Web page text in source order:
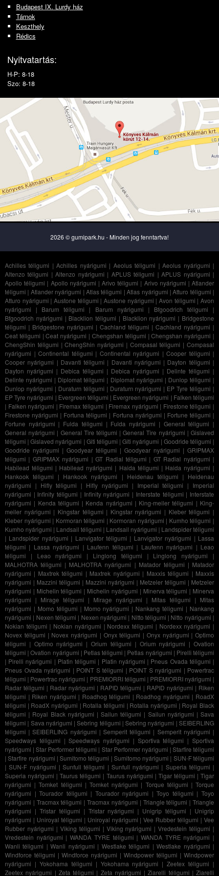
Budapest IX. Lurdy ház
Tárnok
Keszthely
Rédics
Nyitvatartás:
H-P: 8-18
Szo: 8-18
2026 © gumipark.hu - Minden jog fenntartva!
Achilles téligumi |Achilles nyárigumi | Aeolus téligumi |Aeolus nyárigumi |
Altenzo téligumi |Altenzo nyárigumi | APLUS téligumi |APLUS nyárigumi |
Apollo téligumi | Apollo nyárigumi |Arivo téligumi | Arivo nyárigumi |Atlander
téligumi | Atlander nyárigumi | Atlas téligumi |Atlas nyárigumi |Atturo téligumi |
Atturo nyárigumi |Austone téligumi |Austone nyárigumi |Avon téligumi |Avon
nyárigumi | Barum téligumi | Barum nyárigumi | Bfgoodrich téligumi |
Bfgoodrich nyárigumi | Blacklion téligumi | Blacklion nyárigumi | Bridgestone
téligumi | Bridgestone nyárigumi | Cachland téligumi | Cachland nyárigumi |
Ceat téligumi |Ceat nyárigumi | Chengshan téligumi |Chengshan nyárigumi |
ChengShin téligumi |ChengShin nyárigumi | Compasal téligumi |Compasal
nyárigumi | Continental téligumi | Continental nyárigumi | Cooper téligumi |
Cooper nyárigumi | Davanti téligumi | Davanti nyárigumi | Dayton téligumi |
Dayton nyárigumi | Debica téligumi | Debica nyárigumi | Delinte téligumi |
Delinte nyárigumi | Diplomat téligumi | Diplomat nyárigumi | Dunlop téligumi |
Dunlop nyárigumi | Duraturn téligumi | Duraturn nyárigumi | EP Tyre téligumi |
EP Tyre nyárigumi | Evergreen téligumi | Evergreen nyárigumi | Falken téligumi
| Falken nyárigumi | Firemax téligumi | Firemax nyárigumi | Firestone téligumi |
Firestone nyárigumi | Fortuna téligumi | Fortuna nyárigumi | Fortune téligumi |
Fortune nyárigumi | Fulda téligumi | Fulda nyárigumi | General téligumi |
General nyárigumi | General Tire téligumi |General Tire nyárigumi |Gislaved
téligumi |Gislaved nyárigumi | Giti téligumi |Giti nyárigumi | Goodride téligumi |
Goodride nyárigumi | Goodyear téligumi | Goodyear nyárigumi | GRIPMAX
téligumi | GRIPMAX nyárigumi |GT Radial téligumi | GT Radial nyárigumi |
Habilead téligumi | Habilead nyárigumi | Haida téligumi | Haida nyárigumi |
Hankook téligumi | Hankook nyárigumi | Heidenau téligumi | Heidenau
nyárigumi | Hifly téligumi | Hifly nyárigumi | Imperial téligumi | Imperial
nyárigumi | Infinity téligumi | Infinity nyárigumi | Interstate téligumi | Interstate
nyárigumi | Kenda téligumi | Kenda nyárigumi | King-meiler téligumi | King-
meiler nyárigumi | Kingstar téligumi | Kingstar nyárigumi | Kleber téligumi |
Kleber nyárigumi | Kormoran téligumi | Kormoran nyárigumi | Kumho téligumi |
Kumho nyárigumi | Landsail téligumi | Landsail nyárigumi | Landspider téligumi
| Landspider nyárigumi | Lanvigator téligumi | Lanvigator nyárigumi | Lassa
téligumi | Lassa nyárigumi | Laufenn téligumi | Laufenn nyárigumi | Leao
téligumi | Leao nyárigumi | Linglong téligumi | Linglong nyárigumi |
MALHOTRA téligumi | MALHOTRA nyárigumi | Matador téligumi | Matador
nyárigumi | Maxtrek téligumi | Maxtrek nyárigumi | Maxxis téligumi | Maxxis
nyárigumi | Mazzini téligumi | Mazzini nyárigumi | Metzeler téligumi | Metzeler
nyárigumi | Michelin téligumi | Michelin nyárigumi | Minerva téligumi | Minerva
nyárigumi | Mirage téligumi | Mirage nyárigumi | Mitas téligumi | Mitas
nyárigumi | Momo téligumi | Momo nyárigumi | Nankang téligumi | Nankang
nyárigumi | Nexen téligumi | Nexen nyárigumi | Nitto téligumi | Nitto nyárigumi |
Nokian téligumi | Nokian nyárigumi | Nordexx téligumi | Nordexx nyárigumi |
Novex téligumi | Novex nyárigumi | Onyx téligumi | Onyx nyárigumi | Optimo
téligumi | Optimo nyárigumi |Orium téligumi | Orium nyárigumi |Ovation
téligumi |Ovation nyárigumi | Petlas téligumi | Petlas nyárigumi | Pirelli téligumi
| Pirelli nyárigumi | Platin téligumi | Platin nyárigumi | Pneus Ovada téligumi |
Pneus Ovada nyárigumi | POINT S téligumi | POINT S nyárigumi | Powertrac
téligumi | Powertrac nyárigumi | PREMIORRI téligumi | PREMIORRI nyárigumi |
Radar téligumi | Radar nyárigumi | RAPID téligumi | RAPID nyárigumi | Riken
téligumi | Riken nyárigumi | Roadhog téligumi | Roadhog nyárigumi | RoadX
téligumi | RoadX nyárigumi | Rotalla téligumi | Rotalla nyárigumi | Royal Black
téligumi | Royal Black nyárigumi |Sailun téligumi | Sailun nyárigumi |Sava
téligumi | Sava nyárigumi |Sebring téligumi |Sebring nyárigumi |SEIBERLING
téligumi |SEIBERLING nyárigumi |Semperit téligumi | Semperit nyárigumi |
Speedways téligumi |Speedways nyárigumi | Sportiva téligumi |Sportiva
nyárigumi |Star Performer téligumi | Star Performer nyárigumi | Starfire téligumi
|Starfire nyárigumi |Sumitomo téligumi | Sumitomo nyárigumi | SUN-F téligumi
|SUN-F nyárigumi | Sunfull téligumi | Sunfull nyárigumi | Superia téligumi |
Superia nyárigumi |Taurus téligumi | Taurus nyárigumi | Tigar téligumi |Tigar
nyárigumi |Tomket téligumi | Tomket nyárigumi | Torque téligumi |Torque
nyárigumi |Tourador téligumi | Tourador nyárigumi |Toyo téligumi |Toyo
nyárigumi | Tracmax téligumi |Tracmax nyárigumi | Triangle téligumi |Triangle
nyárigumi | Tristar téligumi | Tristar nyárigumi | Unigrip téligumi | Unigrip
nyárigumi | Uniroyal téligumi | Uniroyal nyárigumi |Vee Rubber téligumi |Vee
Rubber nyárigumi | Viking téligumi | Viking nyárigumi |Vredestein téligumi |
Vredestein nyárigumi |WANDA TYRE téligumi | WANDA TYRE nyárigumi |
Wanli téligumi |Wanli nyárigumi | Westlake téligumi |Westlake nyárigumi |
Windforce téligumi | Windforce nyárigumi | Windpower téligumi | Windpower
nyárigumi | Yokohama téligumi | Yokohama nyárigumi |Zeetex téligumi |
Zeetex nyárigumi | Zeta téligumi | Zeta nyárigumi |Ziarelli téligumi | Ziarelli